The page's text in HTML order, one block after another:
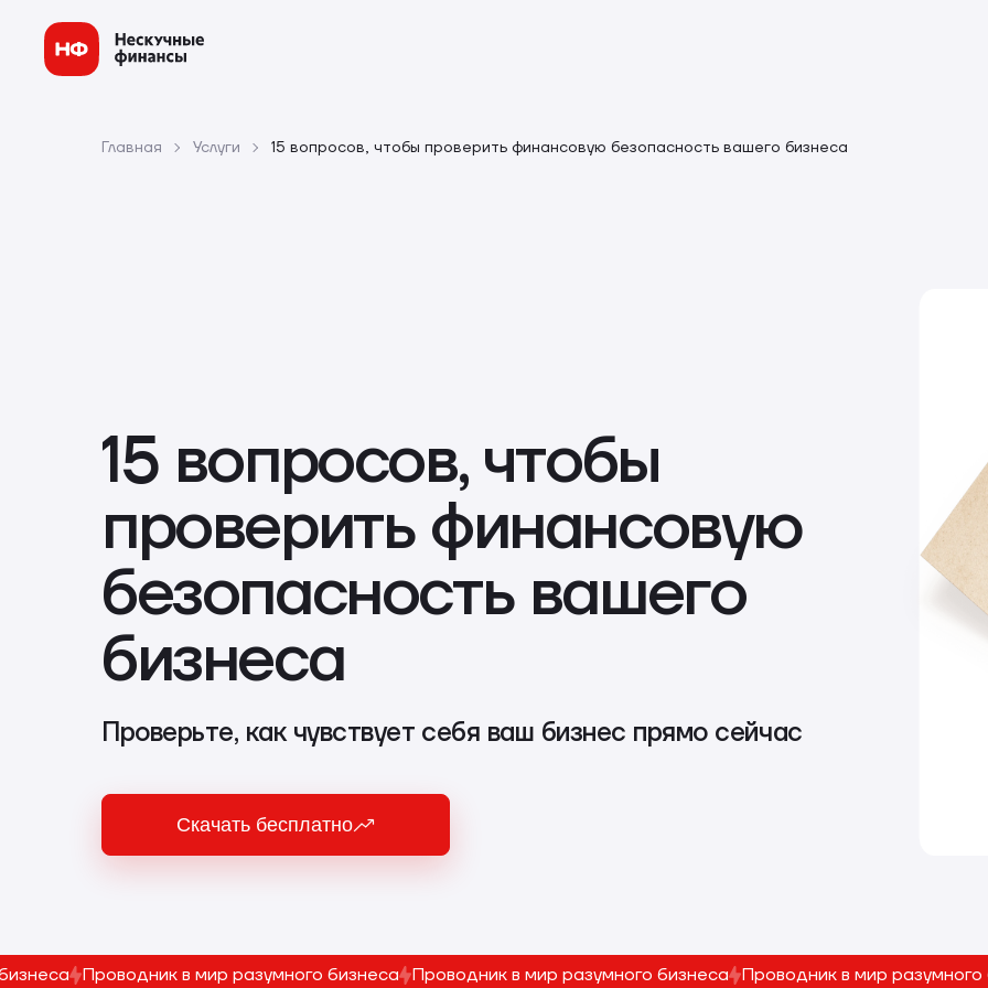
Главная Услуги 15 вопросов, чтобы проверить финансовую безопасность вашего бизнеса
15 вопросов, чтобы
проверить финансовую
безопасность вашего
бизнеса
Проверьте, как чувствует себя ваш бизнес прямо сейчас
Скачать бесплатно
Проводник в мир разумного бизнеса Проводник в мир разумного бизнеса Проводник в мир разумного